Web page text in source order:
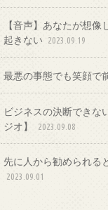
【音声】あなたが想
起きない
2023.09.19
最悪の事態でも笑顔で
ビジネスの決断できな
ジオ】
2023.09.08
先に人から勧められる
2023.09.01